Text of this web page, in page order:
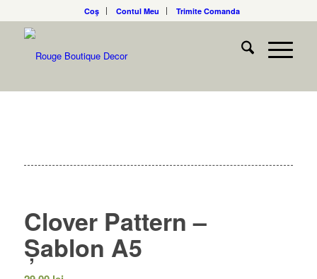
Coş Contul Meu Trimite Comanda
Clover Pattern –
Șablon A5